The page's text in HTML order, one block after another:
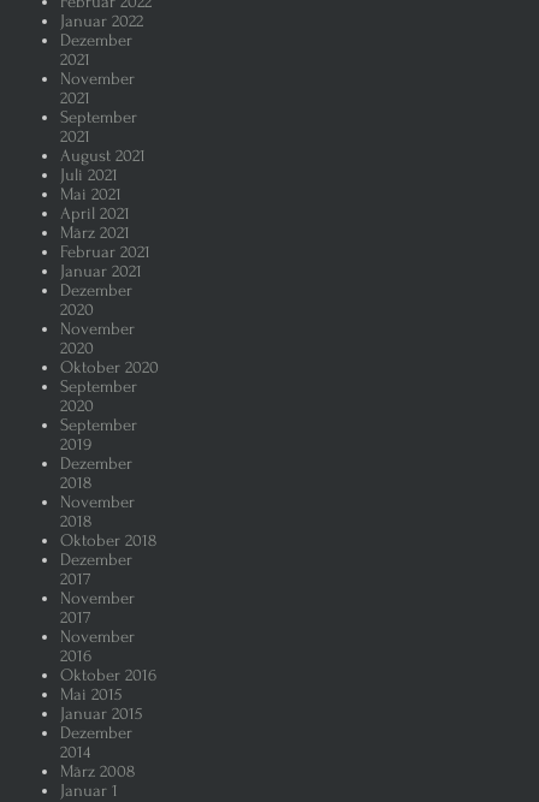
Januar 2022
Dezember
2021
November
2021
September
2021
August 2021
Juli 2021
Mai 2021
April 2021
März 2021
Februar 2021
Januar 2021
Dezember
2020
November
2020
Oktober 2020
September
2020
September
2019
Dezember
2018
November
2018
Oktober 2018
Dezember
2017
November
2017
November
2016
Oktober 2016
Mai 2015
Januar 2015
Dezember
2014
März 2008
Januar 1